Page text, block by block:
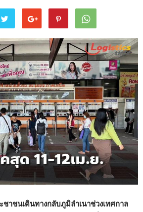
าชนเดินทางกลับภูมิลำเนาช่วงเทศกาล